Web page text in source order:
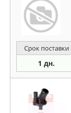
Срок поставки
1 дн.